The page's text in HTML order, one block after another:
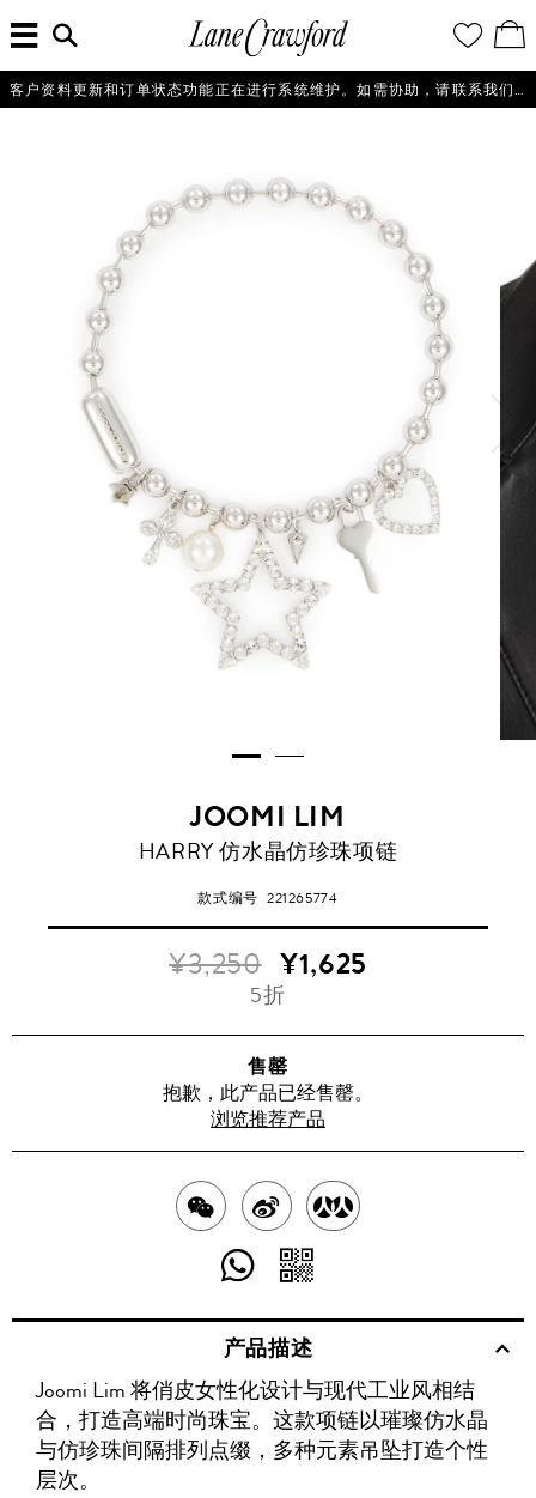
佛
探
时
的
愿
望
清
单
看
／
修
改
购
单
入
搜
索
信
息...
客户资料更新和订单状态功能正在进行系统维护。如需协助，请联系我们的客户服务团队+86 21 6135 8611, +86 10 6622 0822 或 +86 16621175650。
JOOMI LIM
HARRY 仿水晶仿珍珠项链
款式编号221265774
¥3,250 ¥1,625
5折
售罄
抱歉，此产品已经售罄。
浏览推荐产品
分
享
WECHAT
分
享
WEIBO
分
分
享
至
WHATSAPP
享
维
码
产品描述
Joomi Lim 将俏皮女性化设计与现代工业风相结
合，打造高端时尚珠宝。这款项链以璀璨仿水晶
与仿珍珠间隔排列点缀，多种元素吊坠打造个性
层次。